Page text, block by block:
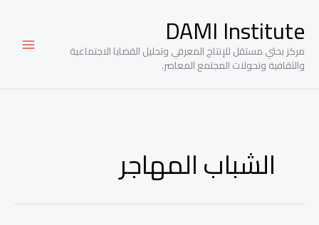
المحتوىDAMI Institute
مركز بحثي مستقل للإنتاج المعرفي وتحليل القضايا الاجتماعية
والثقافية وتحولات المجتمع المعاصر.
الشباب المهاجر